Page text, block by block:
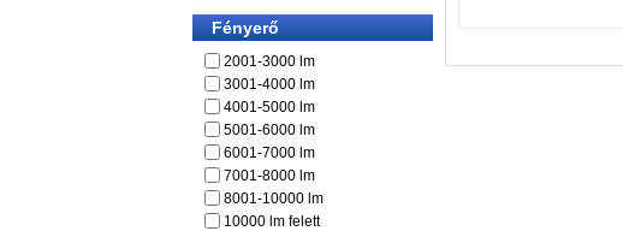
Fényerő
2001-3000 lm
3001-4000 lm
4001-5000 lm
5001-6000 lm
6001-7000 lm
7001-8000 lm
8001-10000 lm
10000 lm felett